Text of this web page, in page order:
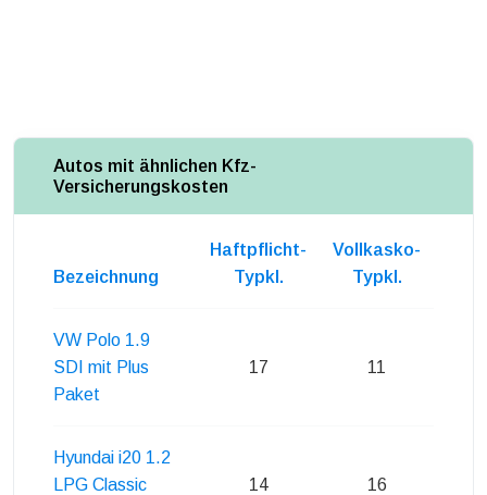
Autos mit ähnlichen Kfz-
Versicherungskosten
Bezeichnung
Haftpflicht-
Typkl.
Vollkasko-
Typkl.
VW Polo 1.9
SDI mit Plus
Paket
17 11
Hyundai i20 1.2
LPG Classic
14 16